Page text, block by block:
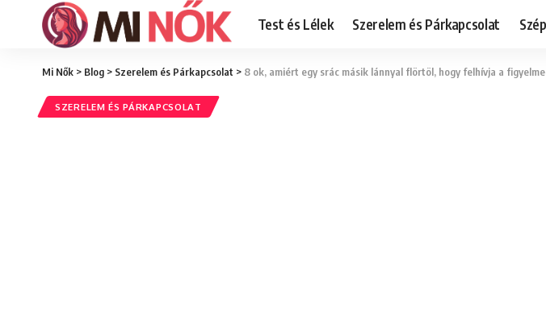
Test és Lélek Szerelem és Párkapcsolat
Mi Nők > Blog > Szerelem és Párkapcsolat > 8 ok, amiért egy srác másik lánnyal flörtöl, hogy felhívja a
SZERELEM ÉS PÁRKAPCSOLAT